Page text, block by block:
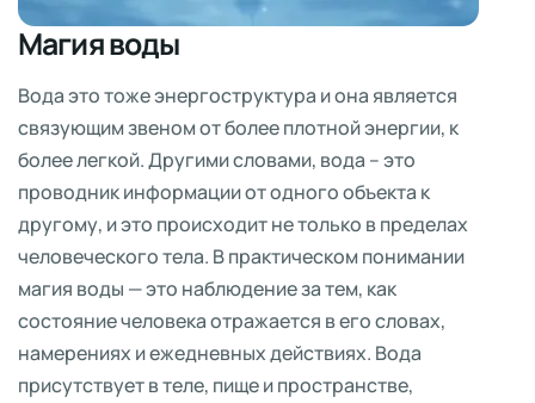
Магия воды
Вода это тоже энергоструктура и она является
связующим звеном от более плотной энергии, к
более легкой. Другими словами, вода – это
проводник информации от одного объекта к
другому, и это происходит не только в пределах
человеческого тела. В практическом понимании
магия воды — это наблюдение за тем, как
состояние человека отражается в его словах,
намерениях и ежедневных действиях. Вода
присутствует в теле, пище и пространстве,